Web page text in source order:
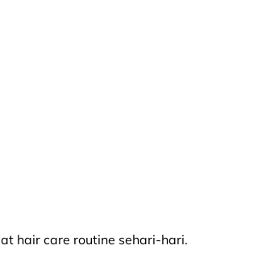
hair care routine sehari-hari.